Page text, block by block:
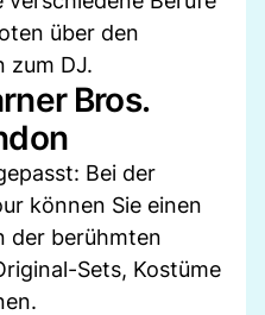
über den
zum DJ.
Bros.
Bei der
können Sie einen
der berühmten
Sets, Kostüme